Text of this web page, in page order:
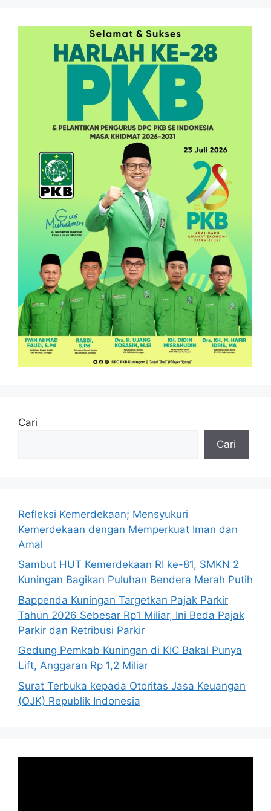
Cari
Cari
Refleksi Kemerdekaan; Mensyukuri
Kemerdekaan dengan Memperkuat Iman dan
Amal
Sambut HUT Kemerdekaan RI ke-81, SMKN 2
Kuningan Bagikan Puluhan Bendera Merah Putih
Bappenda Kuningan Targetkan Pajak Parkir
Tahun 2026 Sebesar Rp1 Miliar, Ini Beda Pajak
Parkir dan Retribusi Parkir
Gedung Pemkab Kuningan di KIC Bakal Punya
Lift, Anggaran Rp 1,2 Miliar
Surat Terbuka kepada Otoritas Jasa Keuangan
(OJK) Republik Indonesia